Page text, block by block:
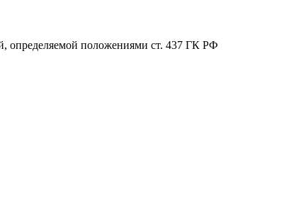
определяемой положениями ст. 437 ГК РФ